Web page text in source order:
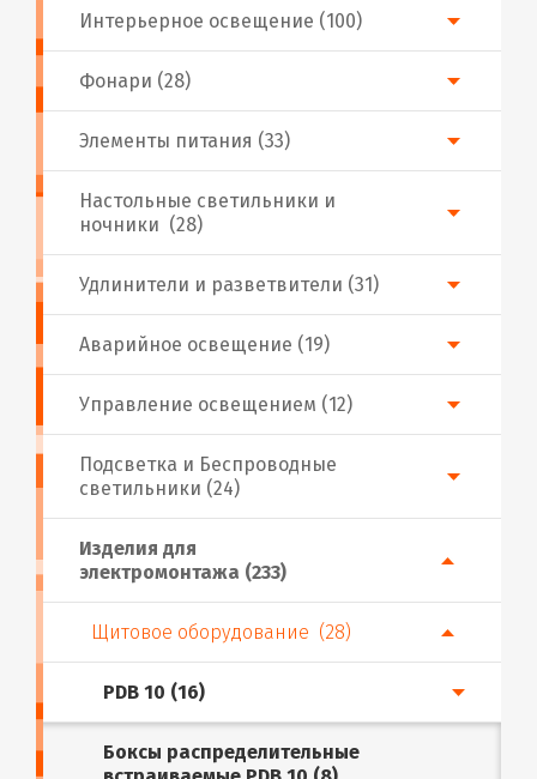
Фонари (28)
Аварийное освещение (19)
Настольные светильники и
ночники (28)
Подсветка и Беспроводные
светильники (24)
Интерьерное освещение (100)
Изделия для
электромонтажа (233)
Щитовое оборудование (28)
PDB 10 (16)
Боксы распределительные
Удлинители и разветвители (31)
Управление освещением (12)
Элементы питания (33)